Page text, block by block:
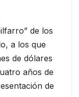
de los
a los que
de dólares
años de
de